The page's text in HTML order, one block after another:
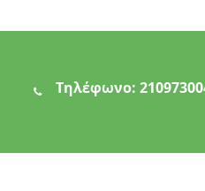
Τηλέφωνο: